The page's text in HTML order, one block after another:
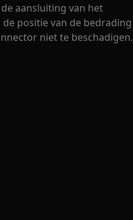
aansluiting van het
positie van de bedrading
niet te beschadigen.